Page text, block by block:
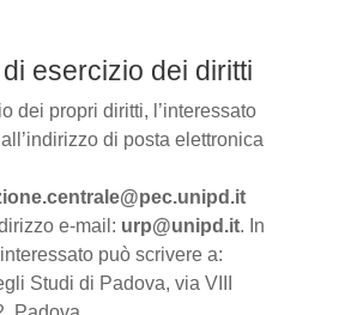
esercizio dei diritti
dei propri diritti, l’interessato
di posta elettronica
e-mail: urp@unipd.it. In
può scrivere a:
Studi di Padova, via VIII